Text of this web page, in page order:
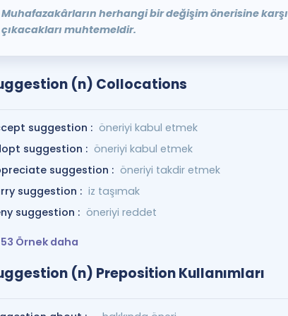
Muhafazakârların herhangi bir değişim önerisine karşı
çıkacakları muhtemeldir.
(n) Collocations
suggestion : öneriyi kabul etmek
suggestion : öneriyi kabul etmek
suggestion : öneriyi takdir etmek
suggestion : iz taşımak
suggestion : öneriyi reddet
53 Örnek daha
(n) Preposition Kullanımları